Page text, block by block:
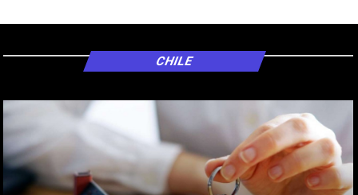
CHILE